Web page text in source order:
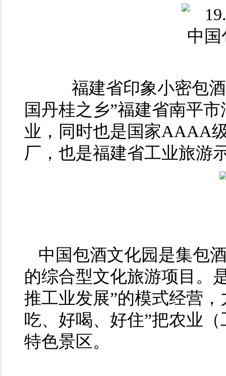
福建省印象小密包
国丹桂之乡”福建省南平
业，同时也是国家AAAA
厂，也是福建省工业旅游
中国包酒文化园是集包
的综合型文化旅游项目。
推工业发展”的模式经营
吃、好喝、好住”把农业
特色景区。